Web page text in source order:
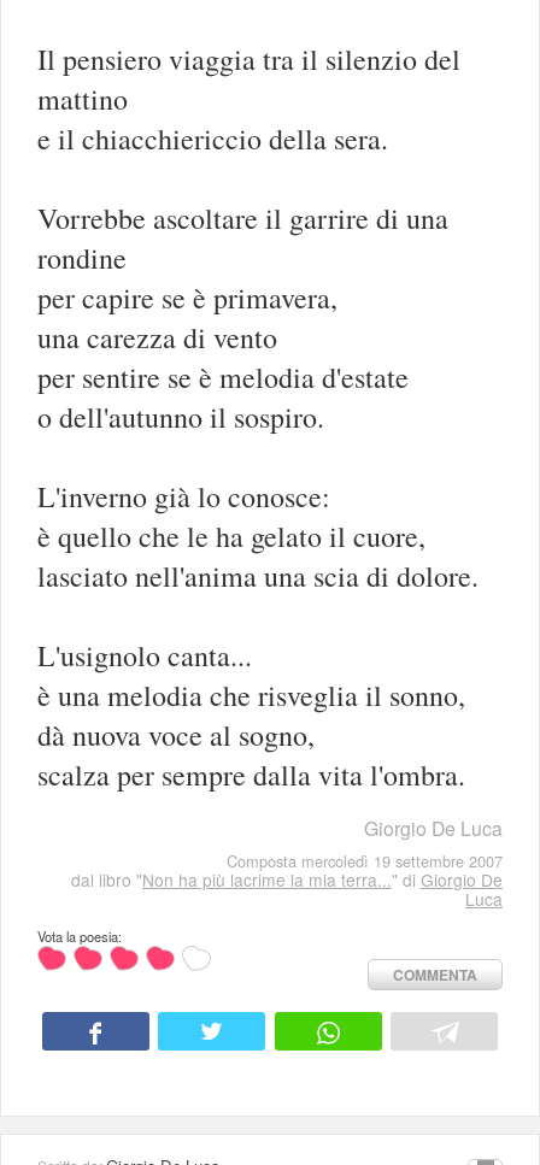
Il pensiero viaggia tra il silenzio del
mattino
e il chiacchiericcio della sera.
Vorrebbe ascoltare il garrire di una
rondine
per capire se è primavera,
una carezza di vento
per sentire se è melodia d'estate
o dell'autunno il sospiro.
L'inverno già lo conosce:
è quello che le ha gelato il cuore,
lasciato nell'anima una scia di dolore.
L'usignolo canta...
è una melodia che risveglia il sonno,
dà nuova voce al sogno,
scalza per sempre dalla vita l'ombra.
Giorgio De Luca
Composta mercoledì 19 settembre 2007
dal libro "Non ha più lacrime la mia terra..." di Giorgio De
Luca
Vota la poesia:
COMMENTA